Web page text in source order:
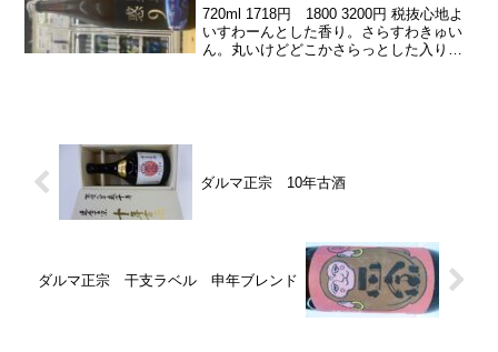
720ml 1718円 1800 3200円 税抜心地よ
いすわーんとした香り。さらすわきゅい
ん。丸いけどどこかさらっとした入り口
ダルマ正宗 10年古酒
ダルマ正宗 干支ラベル 申年ブレンド